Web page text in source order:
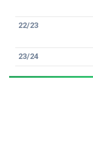
22/23
23/24